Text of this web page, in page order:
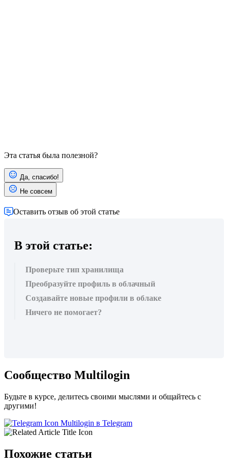
Эта статья была полезной?
Да, спасибо!
Не совсем
Оставить отзыв об этой статье
В этой статье:
Проверьте тип хранилища
Преобразуйте профиль в облачный
Создавайте новые профили в облаке
Ничего не помогает?
Сообщество Multilogin
Будьте в курсе, делитесь своими мыслями и общайтесь с
другими!
Multilogin в Telegram
Похожие статьи